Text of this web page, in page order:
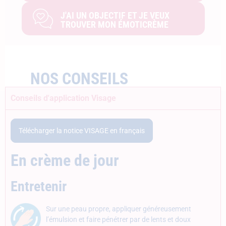
J'AI UN OBJECTIF ET JE VEUX
TROUVER MON ÉMOTICRÈME
NOS CONSEILS
Conseils d'application Visage
Télécharger la notice VISAGE en français
En crème de jour
Entretenir
Sur une peau propre, appliquer généreusement
l’émulsion et faire pénétrer par de lents et doux